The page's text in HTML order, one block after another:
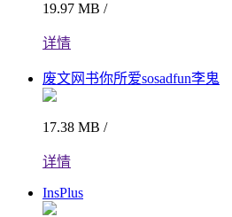
19.97 MB /
详情
废文网书你所爱sosadfun李鬼
17.38 MB /
详情
InsPlus